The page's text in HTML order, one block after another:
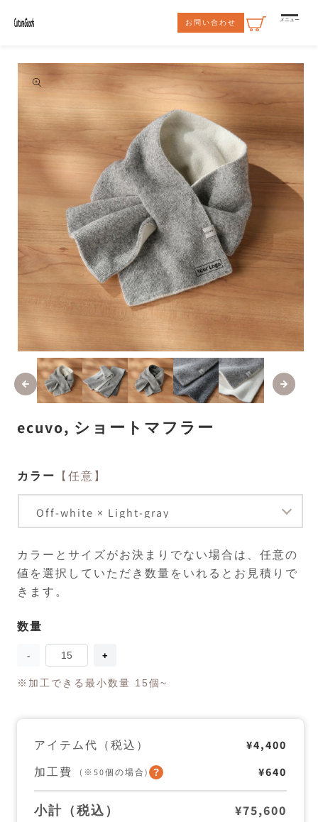
ンツに
進む
お問い合わせ メニュー
商品情
報にス
キップ
ダ
ル
デ
(1)
を
開
ecuvo, ショートマフラー
カラー 【任意】
カラーとサイズがお決まりでない場合は、任意の
値を選択していただき数量をいれるとお見積りで
きます。
数
数量
ecuvo,
ョ
マ
ラ
の
を
ecuvo,
ョ
マ
ラ
の
を
※加工できる最小数量 15個~
アイテム代（税込）
¥4,400
加工費
(※50個の場合) ¥640
小計（税込） ¥75,600